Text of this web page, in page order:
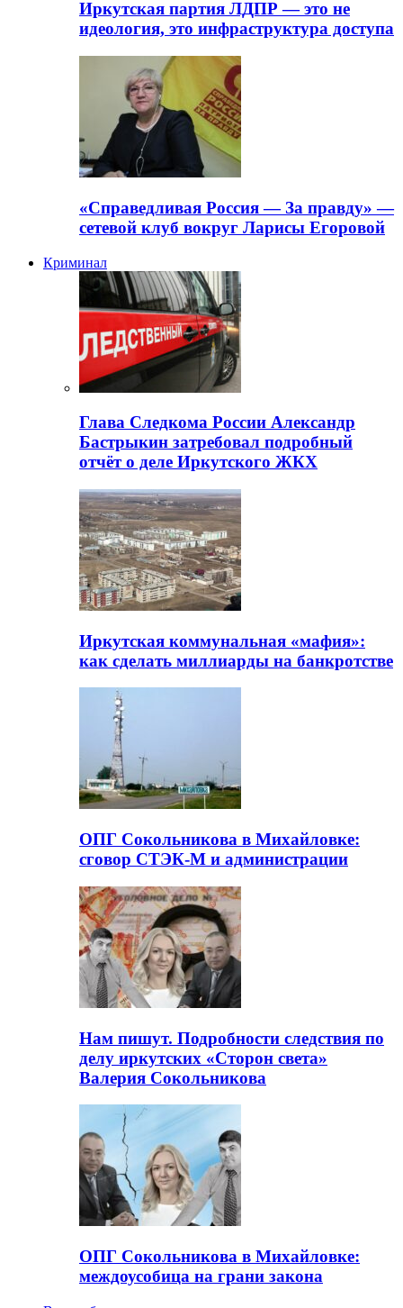
Иркутская партия ЛДПР — это не
идеология, это инфраструктура доступа
«Справедливая Россия — За правду» —
сетевой клуб вокруг Ларисы Егоровой
Криминал
Глава Следкома России Александр
Бастрыкин затребовал подробный
отчёт о деле Иркутского ЖКХ
Иркутская коммунальная «мафия»:
как сделать миллиарды на банкротстве
ОПГ Сокольникова в Михайловке:
сговор СТЭК-М и администрации
Нам пишут. Подробности следствия по
делу иркутских «Сторон света»
Валерия Сокольникова
ОПГ Сокольникова в Михайловке:
междоусобица на грани закона